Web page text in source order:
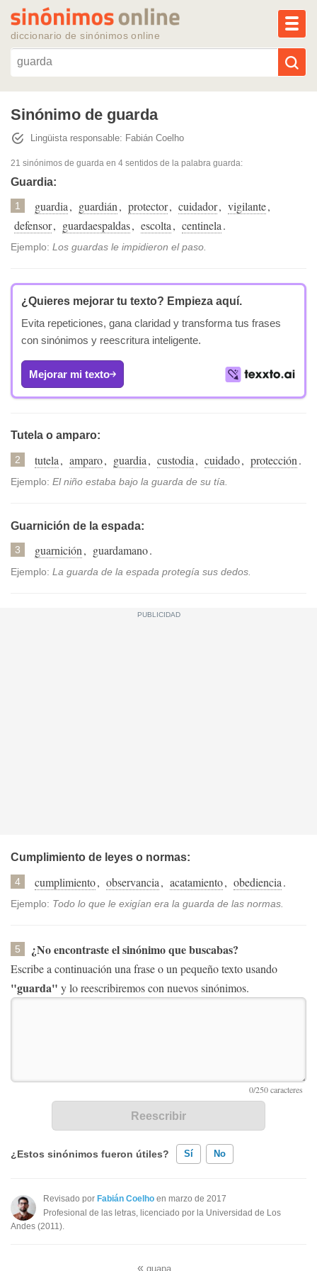
diccionario de sinónimos online
Reescribir texto con IA
Sinónimos populares
Temas recientes
Sinónimo de guarda
Lingüista responsable: Fabián Coelho
21 sinónimos de guarda en 4 sentidos de la palabra guarda:
Guardia:
1 guardia, guardián, protector, cuidador, vigilante,
defensor, guardaespaldas, escolta, centinela.
Ejemplo: Los guardas le impidieron el paso.
¿Quieres mejorar tu texto? Empieza aquí.
Evita repeticiones, gana claridad y transforma tus frases
con sinónimos y reescritura inteligente.
Mejorar mi texto
Tutela o amparo:
2 tutela, amparo, guardia, custodia, cuidado, protección.
Ejemplo: El niño estaba bajo la guarda de su tía.
Guarnición de la espada:
3 guarnición, guardamano.
Ejemplo: La guarda de la espada protegía sus dedos.
Cumplimiento de leyes o normas:
4 cumplimiento, observancia, acatamiento, obediencia.
Ejemplo: Todo lo que le exigían era la guarda de las normas.
5 ¿No encontraste el sinónimo que buscabas?
Escribe a continuación una frase o un pequeño texto usando
"guarda" y lo reescribiremos con nuevos sinónimos.
¿Estos sinónimos fueron útiles? Sí No
Existen sinónimos incorrectos
Ninguno de los sinónimos presentados me ayudó
Revisado por Fabián Coelho en marzo de 2017
Profesional de las letras, licenciado por la Universidad de Los
Andes (2011).
« guapa